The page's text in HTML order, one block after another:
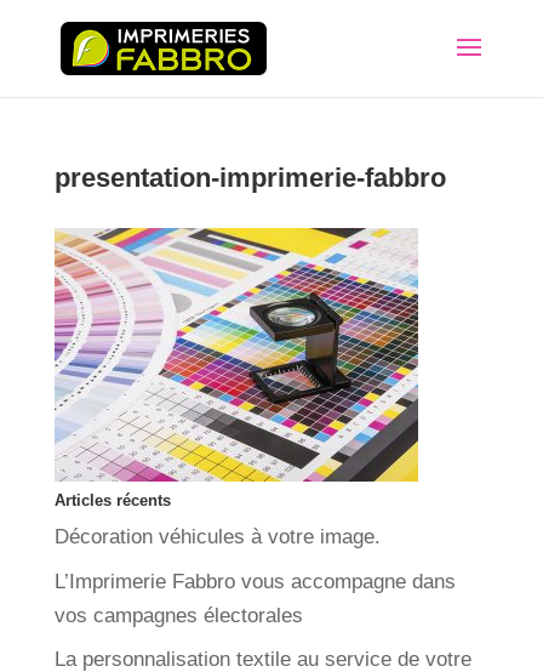
presentation-imprimerie-fabbro
Articles récents
Décoration véhicules à votre image.
L’Imprimerie Fabbro vous accompagne dans
vos campagnes électorales
La personnalisation textile au service de votre